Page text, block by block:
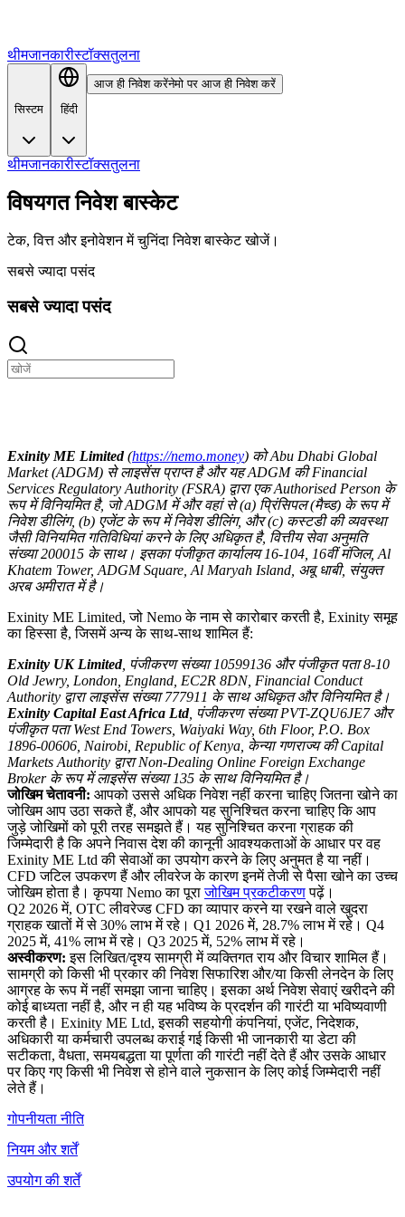
थीमजानकारीस्टॉक्सतुलना
सिस्टम हिंदी
आज ही निवेश करेंनेमो पर आज ही निवेश करें
थीमजानकारीस्टॉक्सतुलना
विषयगत निवेश बास्केट
टेक, वित्त और इनोवेशन में चुनिंदा निवेश बास्केट खोजें।
सबसे ज्यादा पसंद
सबसे ज्यादा पसंद
Exinity ME Limited(https://nemo.money) को Abu Dhabi Global
Market (ADGM) से लाइसेंस प्राप्त है और यह ADGM की Financial
Services Regulatory Authority (FSRA) द्वारा एक Authorised Person के
रूप में विनियमित है, जो ADGM में और वहां से (a) प्रिंसिपल (मैच्ड) के रूप में
निवेश डीलिंग, (b) एजेंट के रूप में निवेश डीलिंग, और (c) कस्टडी की व्यवस्था
जैसी विनियमित गतिविधियां करने के लिए अधिकृत है, वित्तीय सेवा अनुमति
संख्या 200015 के साथ। इसका पंजीकृत कार्यालय 16-104, 16वीं मंजिल, Al
Khatem Tower, ADGM Square, Al Maryah Island, अबू धाबी, संयुक्त
अरब अमीरात में है।
Exinity ME Limited, जो Nemo के नाम से कारोबार करती है, Exinity समूह
का हिस्सा है, जिसमें अन्य के साथ-साथ शामिल हैं:
Exinity UK Limited, पंजीकरण संख्या 10599136 और पंजीकृत पता 8-10
Old Jewry, London, England, EC2R 8DN, Financial Conduct
Authority द्वारा लाइसेंस संख्या 777911 के साथ अधिकृत और विनियमित है।
Exinity Capital East Africa Ltd, पंजीकरण संख्या PVT-ZQU6JE7 और
पंजीकृत पता West End Towers, Waiyaki Way, 6th Floor, P.O. Box
1896-00606, Nairobi, Republic of Kenya, केन्या गणराज्य की Capital
Markets Authority द्वारा Non-Dealing Online Foreign Exchange
Broker के रूप में लाइसेंस संख्या 135 के साथ विनियमित है।
जोखिम चेतावनी: आपको उससे अधिक निवेश नहीं करना चाहिए जितना खोने का
जोखिम आप उठा सकते हैं, और आपको यह सुनिश्चित करना चाहिए कि आप
जुड़े जोखिमों को पूरी तरह समझते हैं। यह सुनिश्चित करना ग्राहक की
जिम्मेदारी है कि अपने निवास देश की कानूनी आवश्यकताओं के आधार पर वह
Exinity ME Ltd की सेवाओं का उपयोग करने के लिए अनुमत है या नहीं।
CFD जटिल उपकरण हैं और लीवरेज के कारण इनमें तेजी से पैसा खोने का उच्च
जोखिम होता है। कृपया Nemo का पूराजोखिम प्रकटीकरणपढ़ें।
Q2 2026 में, OTC लीवरेज्ड CFD का व्यापार करने या रखने वाले खुदरा
ग्राहक खातों में से 30% लाभ में रहे। Q1 2026 में, 28.7% लाभ में रहे। Q4
2025 में, 41% लाभ में रहे। Q3 2025 में, 52% लाभ में रहे।
अस्वीकरण: इस लिखित/दृश्य सामग्री में व्यक्तिगत राय और विचार शामिल हैं।
सामग्री को किसी भी प्रकार की निवेश सिफारिश और/या किसी लेनदेन के लिए
आग्रह के रूप में नहीं समझा जाना चाहिए। इसका अर्थ निवेश सेवाएं खरीदने की
कोई बाध्यता नहीं है, और न ही यह भविष्य के प्रदर्शन की गारंटी या भविष्यवाणी
करती है। Exinity ME Ltd, इसकी सहयोगी कंपनियां, एजेंट, निदेशक,
अधिकारी या कर्मचारी उपलब्ध कराई गई किसी भी जानकारी या डेटा की
सटीकता, वैधता, समयबद्धता या पूर्णता की गारंटी नहीं देते हैं और उसके आधार
पर किए गए किसी भी निवेश से होने वाले नुकसान के लिए कोई जिम्मेदारी नहीं
लेते हैं।
गोपनीयता नीति
नियम और शर्तें
उपयोग की शर्तें